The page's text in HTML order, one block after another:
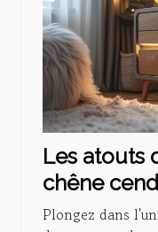
Les atouts
chêne
cosy
Plongez dans